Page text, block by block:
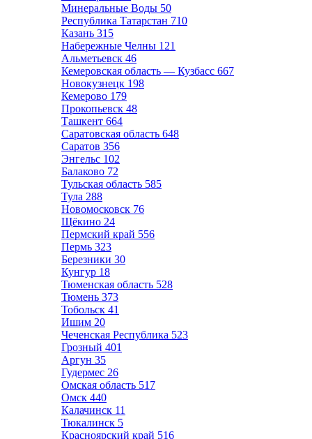
Минеральные Воды 50
Республика Татарстан 710
Казань 315
Набережные Челны 121
Альметьевск 46
Кемеровская область — Кузбасс 667
Новокузнецк 198
Кемерово 179
Прокопьевск 48
Ташкент 664
Саратовская область 648
Саратов 356
Энгельс 102
Балаково 72
Тульская область 585
Тула 288
Новомосковск 76
Щёкино 24
Пермский край 556
Пермь 323
Березники 30
Кунгур 18
Тюменская область 528
Тюмень 373
Тобольск 41
Ишим 20
Чеченская Республика 523
Грозный 401
Аргун 35
Гудермес 26
Омская область 517
Омск 440
Калачинск 11
Тюкалинск 5
Красноярский край 516